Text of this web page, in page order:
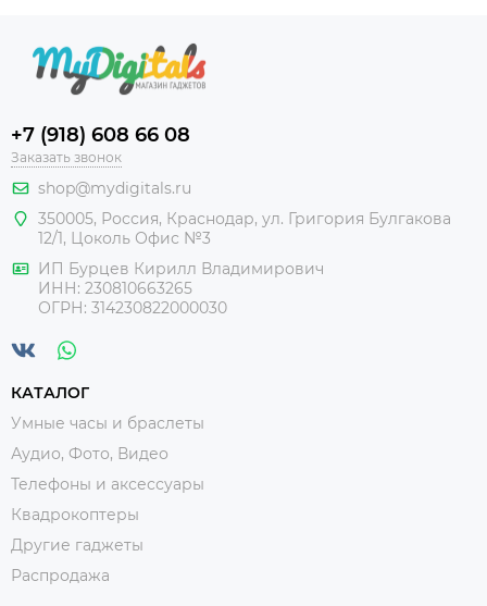
+7 (918) 608 66 08
Заказать звонок
shop@mydigitals.ru
350005, Россия, Краснодар, ул. Григория Булгакова
12/1, Цоколь Офис №3
ИП Бурцев Кирилл Владимирович
ИНН: 230810663265
ОГРН: 314230822000030
КАТАЛОГ
Умные часы и браслеты
Аудио, Фото, Видео
Телефоны и аксессуары
Квадрокоптеры
Другие гаджеты
Распродажа